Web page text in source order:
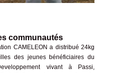
communautés
CAMELEON a distribué 24kg
des jeunes bénéficiaires du
vivant à Passi,